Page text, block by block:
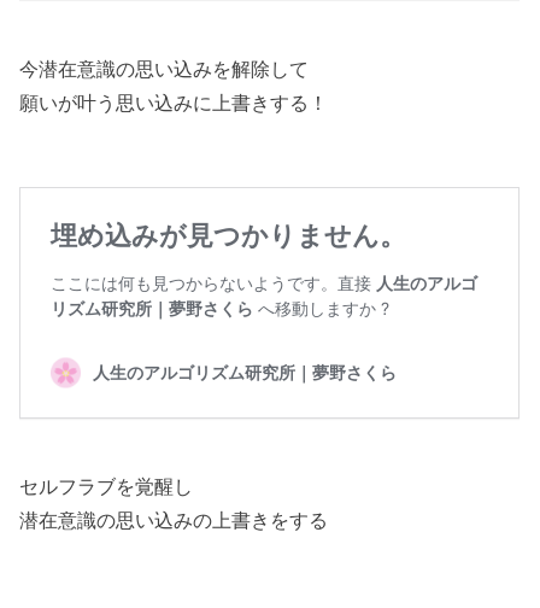
今潜在意識の思い込みを解除して
願いが叶う思い込みに上書きする！
セルフラブを覚醒し
潜在意識の思い込みの上書きをする